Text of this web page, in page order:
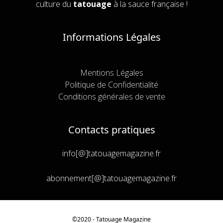
culture du tatouage à la sauce française !
Informations Légales
Mentions Légales
Politique de Confidentialité
Conditions générales de vente
Contacts pratiques
info[@]tatouagemagazine.fr
abonnement[@]tatouagemagazine.fr
©2020 - Tatouage Magazine
Article ajouté au panier